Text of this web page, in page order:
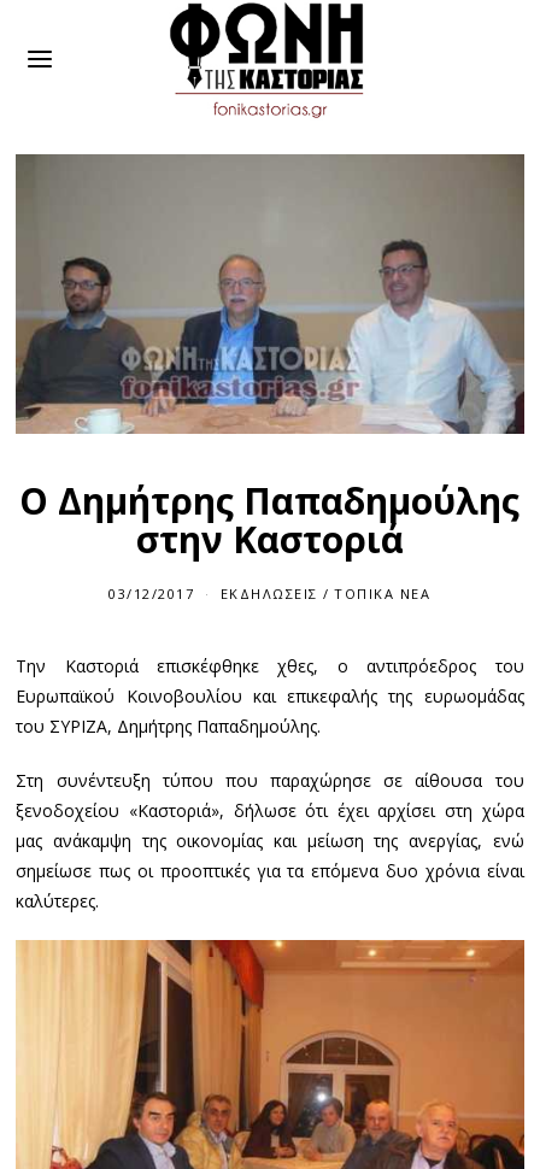
Ο Δημήτρης Παπαδημούλης
στην Καστοριά
03/12/2017 ΕΚΔΗΛΏΣΕΙΣ / ΤΟΠΙΚΆ ΝΈΑ
Την Καστοριά επισκέφθηκε χθες, ο αντιπρόεδρος του
Ευρωπαϊκού Κοινοβουλίου και επικεφαλής της ευρωομάδας
του ΣΥΡΙΖΑ, Δημήτρης Παπαδημούλης.
Στη συνέντευξη τύπου που παραχώρησε σε αίθουσα του
ξενοδοχείου «Καστοριά», δήλωσε ότι έχει αρχίσει στη χώρα
μας ανάκαμψη της οικονομίας και μείωση της ανεργίας, ενώ
σημείωσε πως οι προοπτικές για τα επόμενα δυο χρόνια είναι
καλύτερες.